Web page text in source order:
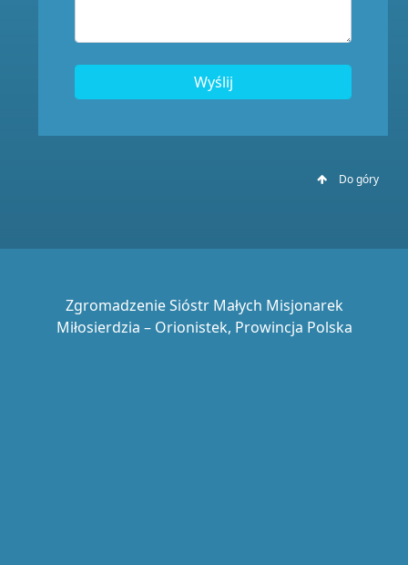
Wyślij
Do góry
Zgromadzenie Sióstr Małych Misjonarek
Miłosierdzia – Orionistek, Prowincja Polska